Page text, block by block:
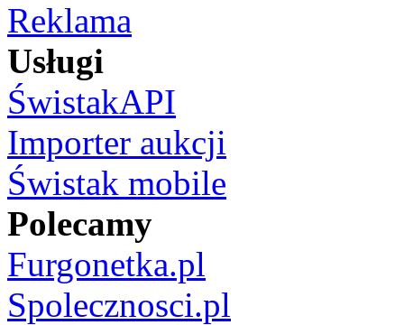
Reklama
Usługi
ŚwistakAPI
Importer aukcji
Świstak mobile
Polecamy
Furgonetka.pl
Spolecznosci.pl